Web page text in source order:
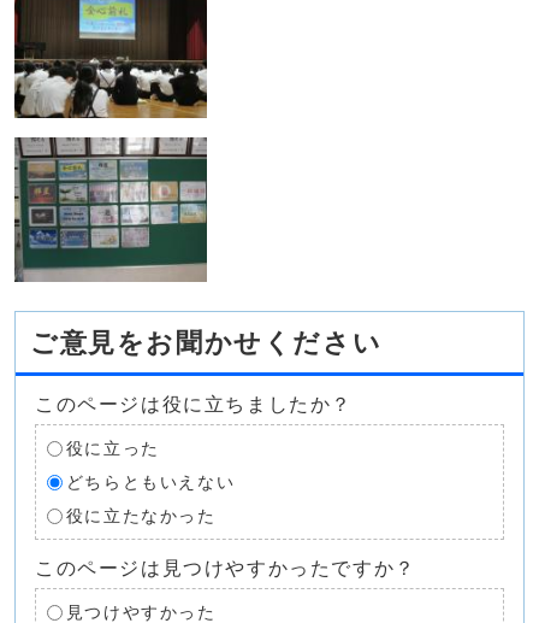
ご意見をお聞かせください
このページは役に立ちましたか？
役に立った
どちらともいえない
役に立たなかった
このページは見つけやすかったですか？
見つけやすかった